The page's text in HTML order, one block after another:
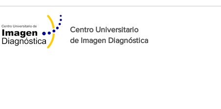
Centro Universitario
de Imagen Diagnóstica